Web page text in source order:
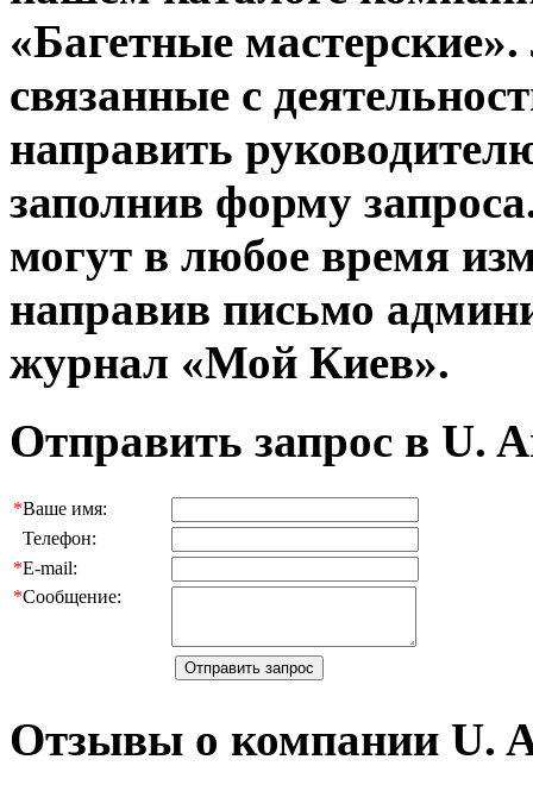
«Багетные
связанные с
направить
заполнив форму
могут в любое время
направив письмо
журнал «Мой Киев».
Отправить запрос в U.
*Ваше имя:
Телефон:
*E-mail:
*Сообщение:
Отзывы о компании U.